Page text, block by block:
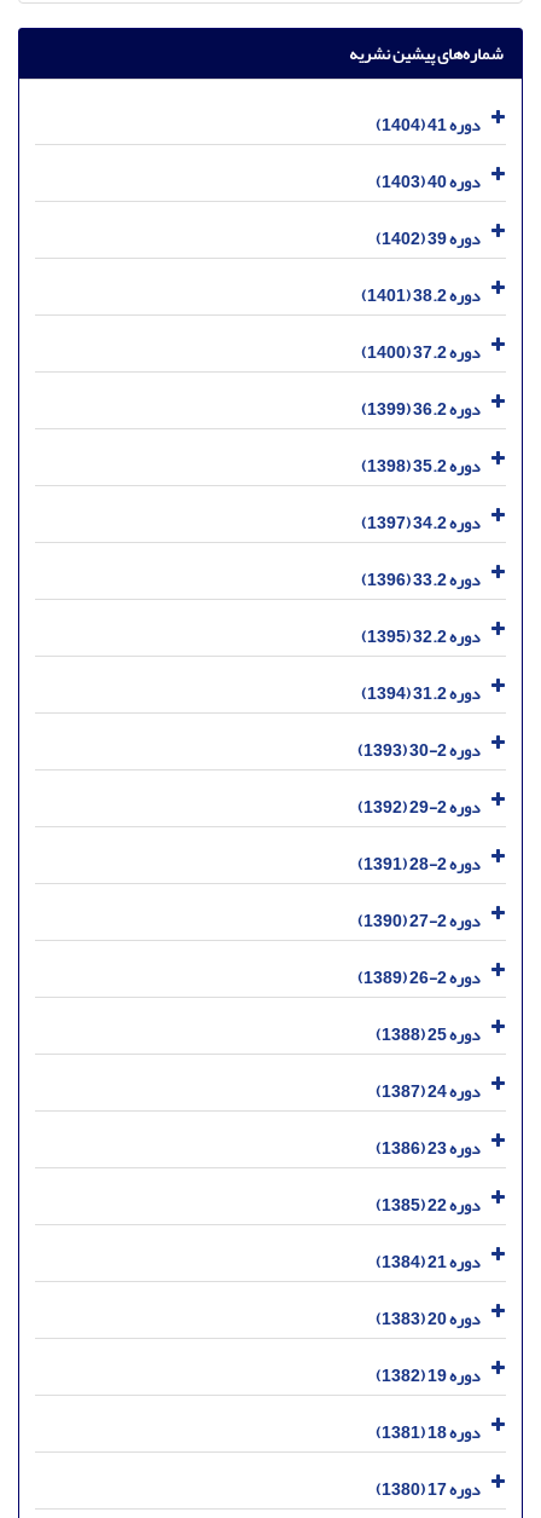
شماره‌های پیشین نشریه
دوره 41 (1404)
دوره 40 (1403)
دوره 39 (1402)
دوره 38.2 (1401)
دوره 37.2 (1400)
دوره 36.2 (1399)
دوره 35.2 (1398)
دوره 34.2 (1397)
دوره 33.2 (1396)
دوره 32.2 (1395)
دوره 31.2 (1394)
دوره 2-30 (1393)
دوره 2-29 (1392)
دوره 2-28 (1391)
دوره 2-27 (1390)
دوره 2-26 (1389)
دوره 25 (1388)
دوره 24 (1387)
دوره 23 (1386)
دوره 22 (1385)
دوره 21 (1384)
دوره 20 (1383)
دوره 19 (1382)
دوره 18 (1381)
دوره 17 (1380)